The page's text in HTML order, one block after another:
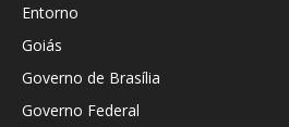
Entorno
Goiás
Governo de Brasília
Governo Federal